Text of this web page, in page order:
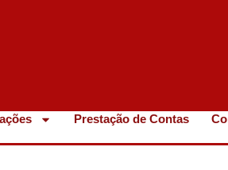
Prestação de Contas